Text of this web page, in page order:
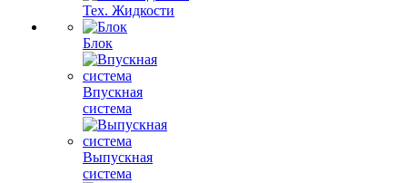
Тех. Жидкости
Блок
Впускная
система
Выпускная
система